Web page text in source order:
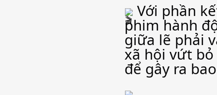
Với phần
phim hành
giữa lẽ phải
xã hội vứt
để gây ra